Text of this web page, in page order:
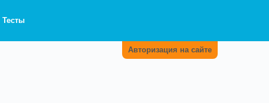
Тесты
Авторизация на сайте